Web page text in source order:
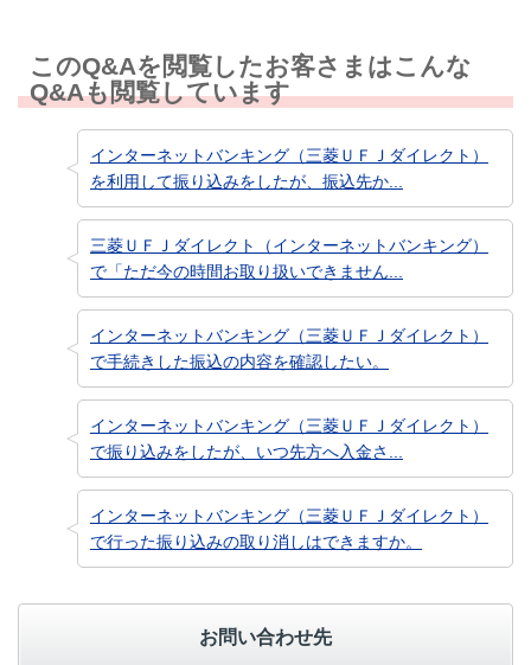
このQ&Aを閲覧したお客さまはこんな
Q&Aも閲覧しています
インターネットバンキング（三菱ＵＦＪダイレクト）
を利用して振り込みをしたが、振込先か...
三菱ＵＦＪダイレクト（インターネットバンキング）
で「ただ今の時間お取り扱いできません...
インターネットバンキング（三菱ＵＦＪダイレクト）
で手続きした振込の内容を確認したい。
インターネットバンキング（三菱ＵＦＪダイレクト）
で振り込みをしたが、いつ先方へ入金さ...
インターネットバンキング（三菱ＵＦＪダイレクト）
で行った振り込みの取り消しはできますか。
お問い合わせ先